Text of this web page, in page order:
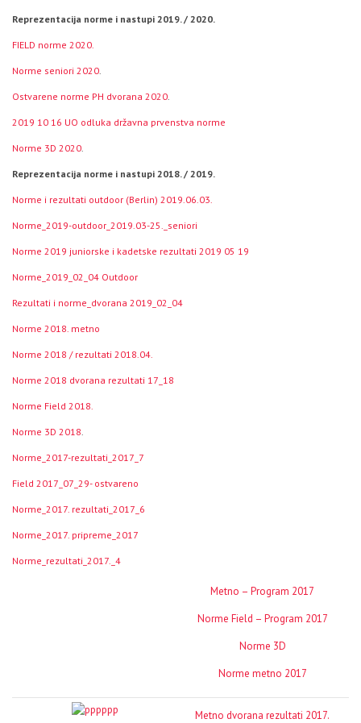
Reprezentacija norme i nastupi 2019. / 2020.
FIELD norme 2020.
Norme seniori 2020.
Ostvarene norme PH dvorana 2020.
2019 10 16 UO odluka državna prvenstva norme
Norme 3D 2020.
Reprezentacija norme i nastupi 2018. / 2019.
Norme i rezultati outdoor (Berlin) 2019.06.03.
Norme_2019-outdoor_2019.03-25._seniori
Norme 2019 juniorske i kadetske rezultati 2019 05 19
Norme_2019_02_04 Outdoor
Rezultati i norme_dvorana 2019_02_04
Norme 2018. metno
Norme 2018 / rezultati 2018.04.
Norme 2018 dvorana rezultati 17_18
Norme Field 2018.
Norme 3D 2018.
Norme_2017-rezultati_2017_7
Field 2017_07_29- ostvareno
Norme_2017. rezultati_2017_6
Norme_2017. pripreme_2017
Norme_rezultati_2017._4
Metno – Program 2017
Norme Field – Program 2017
Norme 3D
Norme metno 2017
Metno dvorana rezultati 2017.